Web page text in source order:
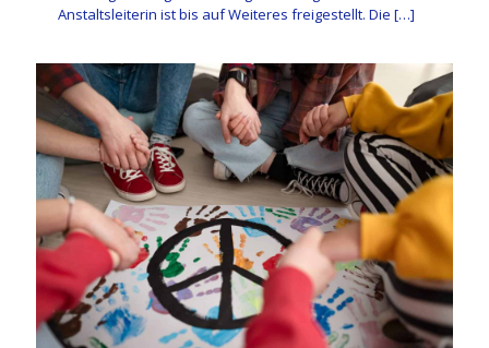
Anstaltsleiterin ist bis auf Weiteres freigestellt. Die […]